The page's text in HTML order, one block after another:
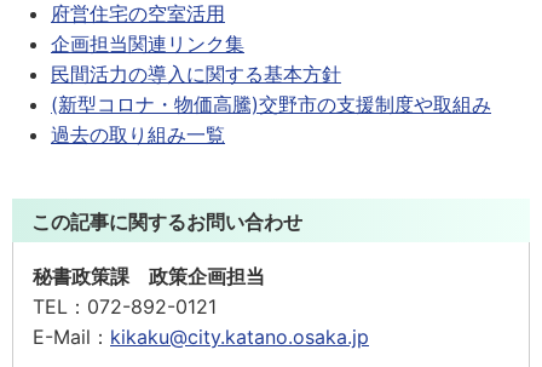
府営住宅の空室活用
企画担当関連リンク集
民間活力の導入に関する基本方針
(新型コロナ・物価高騰)交野市の支援制度や取組み
過去の取り組み一覧
この記事に関するお問い合わせ
秘書政策課 政策企画担当
TEL： 072-892-0121
E-Mail： kikaku@city.katano.osaka.jp